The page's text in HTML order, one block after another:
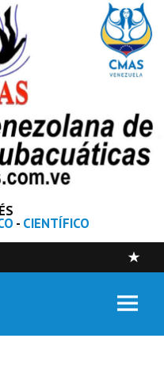
- CIENTÍFICO